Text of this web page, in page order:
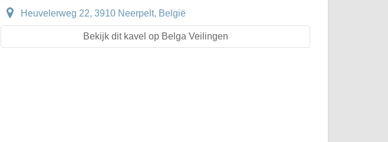
Heuvelerweg 22, 3910 Neerpelt, België
Bekijk dit kavel op Belga Veilingen